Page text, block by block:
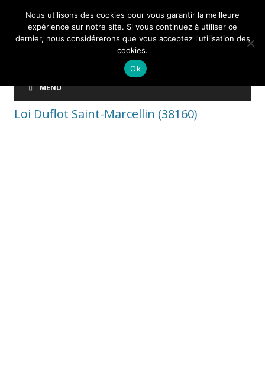
MENU
Loi Duflot Saint-Marcellin (38160)
Nous utilisons des cookies pour vous garantir la meilleure
expérience sur notre site. Si vous continuez à utiliser ce
dernier, nous considérerons que vous acceptez l'utilisation des
cookies.
Ok